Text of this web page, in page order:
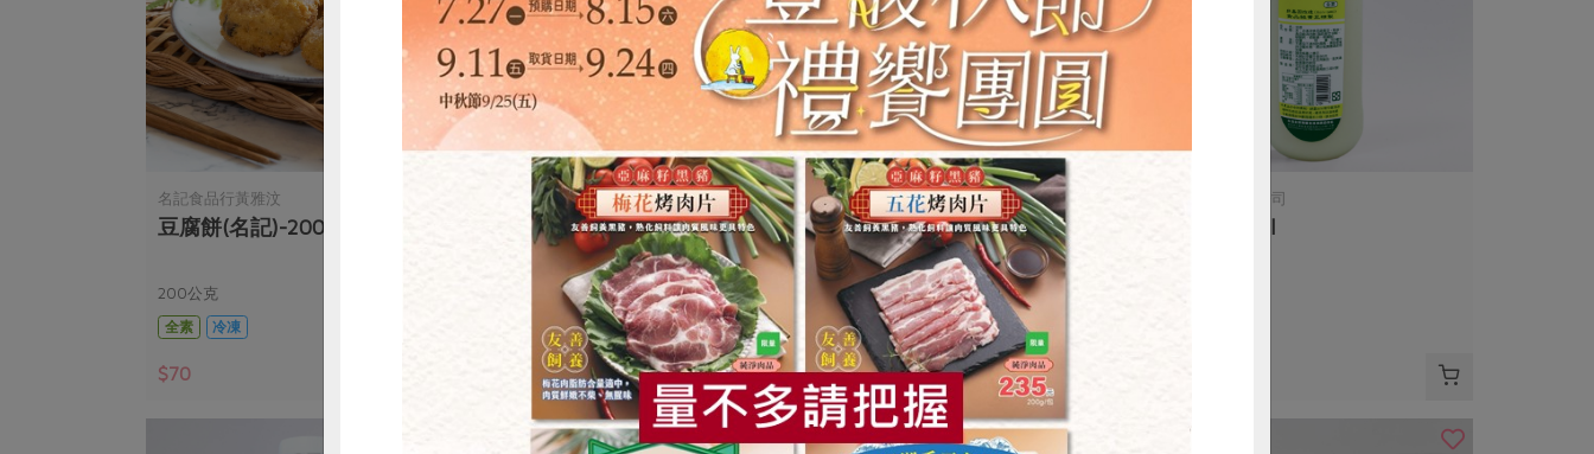
名記食品行黃雅汶
豆腐餅(名記)-200克/包
200公克
全素
冷凍
$70
名記豆腐有限公司
本土黑豆漿(無加糖)(名
記)-920ml/瓶
冷藏
名記豆腐有限公司
豆花-700g
700公克
全素
冷藏
$64
名記豆腐有限公司
惜食 RPET 食譜 減硝酸鹽 雞蛋 食安 共同購買